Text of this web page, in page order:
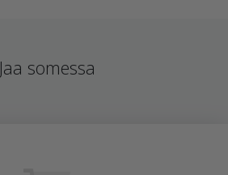
Jaa somessa